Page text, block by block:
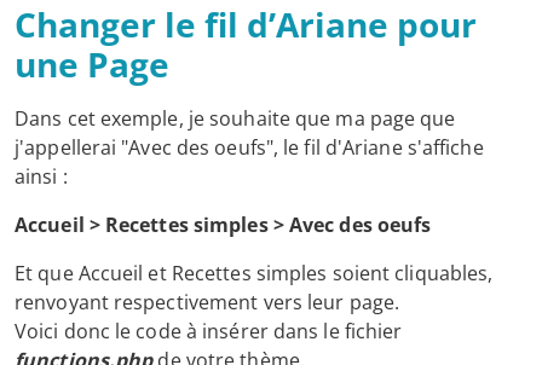
Changer le fil d’Ariane pour
une Page
Dans cet exemple, je souhaite que ma page que
j'appellerai "Avec des oeufs", le fil d'Ariane s'affiche
ainsi :
Accueil > Recettes simples > Avec des oeufs
Et que Accueil et Recettes simples soient cliquables,
renvoyant respectivement vers leur page.
Voici donc le code à insérer dans le fichier